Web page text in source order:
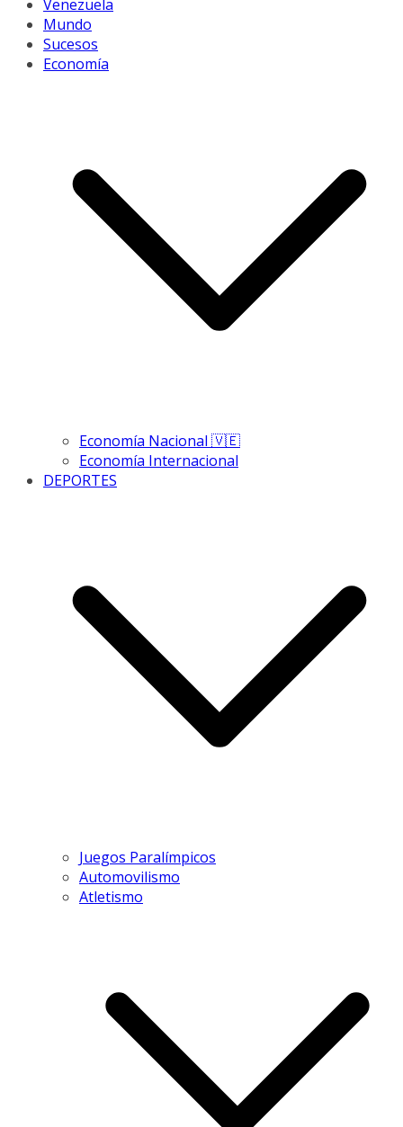
Venezuela
Mundo
Sucesos
Economía
Economía Nacional 🇻🇪
Economía Internacional
DEPORTES
Juegos Paralímpicos
Automovilismo
Atletismo